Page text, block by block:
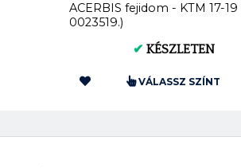
ACERBIS fejidom - KTM 17-19
0023519.)
✔ KÉSZLETEN
VÁLASSZ SZÍNT